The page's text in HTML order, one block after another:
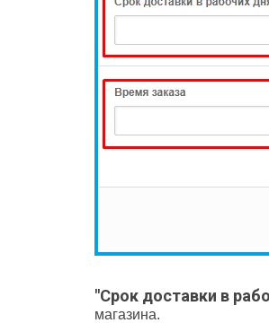
"Срок доставки в
магазина.